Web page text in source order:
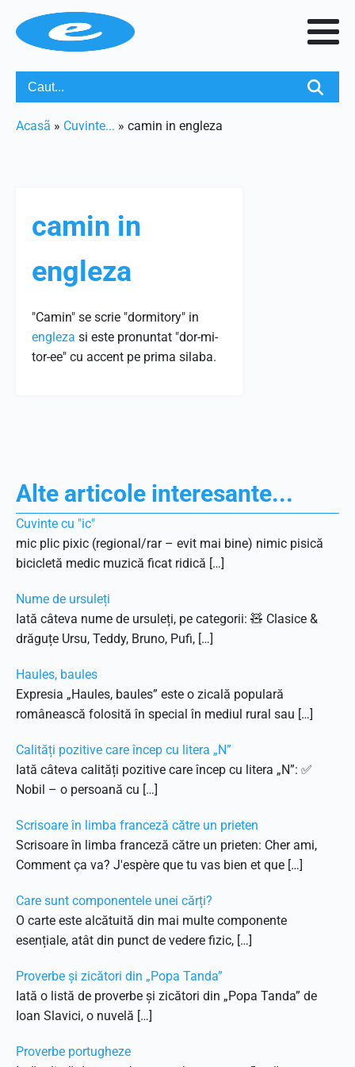
Acasã » Cuvinte... » camin in engleza
camin in
engleza
"Camin" se scrie "dormitory" in
engleza si este pronuntat "dor-mi-
tor-ee" cu accent pe prima silaba.
Alte articole interesante...
Cuvinte cu "ic"
mic plic pixic (regional/rar – evit mai bine) nimic pisică
bicicletă medic muzică ficat ridică […]
Nume de ursuleți
Iată câteva nume de ursuleți, pe categorii: 🧸 Clasice &
drăguțe Ursu, Teddy, Bruno, Pufi, […]
Haules, baules
Expresia „Haules, baules” este o zicală populară
românească folosită în special în mediul rural sau […]
Calități pozitive care încep cu litera „N”
Iată câteva calități pozitive care încep cu litera „N”: ✅
Nobil – o persoană cu […]
Scrisoare în limba franceză către un prieten
Scrisoare în limba franceză către un prieten: Cher ami,
Comment ça va? J'espère que tu vas bien et que […]
Care sunt componentele unei cărți?
O carte este alcătuită din mai multe componente
esențiale, atât din punct de vedere fizic, […]
Proverbe și zicători din „Popa Tanda”
Iată o listă de proverbe și zicători din „Popa Tanda” de
Ioan Slavici, o nuvelă […]
Proverbe portugheze